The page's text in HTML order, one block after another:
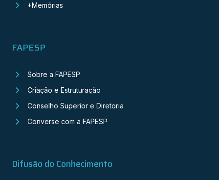
+Memórias
FAPESP
Sobre a FAPESP
Criação e Estruturação
Conselho Superior e Diretoria
Converse com a FAPESP
Difusão do Conhecimento